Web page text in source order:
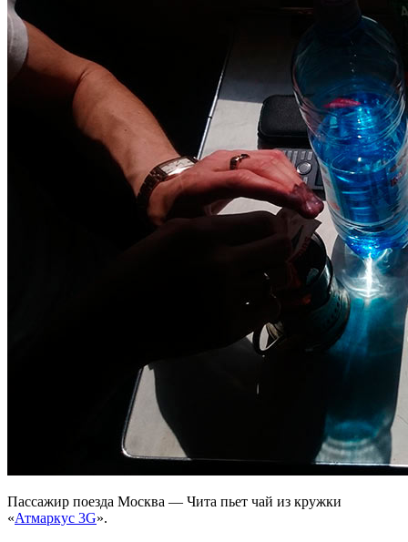
Пассажир поезда Москва — Чита пьет чай из кружки
«Атмаркус 3G».